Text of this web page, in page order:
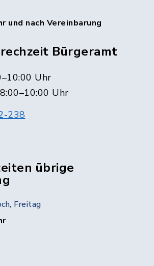
und nach Vereinbarung
Bürgeramt
Uhr
Uhr
238
übrige
Freitag